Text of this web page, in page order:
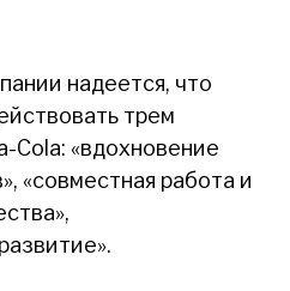
надеется, что
трем
Cola: «вдохновение
«совместная работа и